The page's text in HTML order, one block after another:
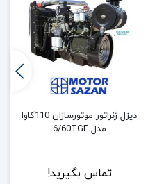
دیزل ژنراتور موتورسازان 110کاوا
مدل 6/60TGE
تماس بگیرید!